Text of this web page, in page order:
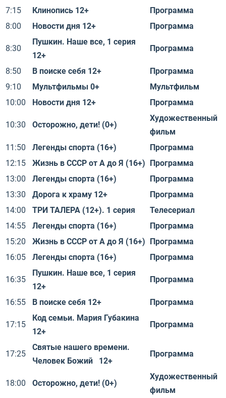
7:15
Клинопись 12+
Программа
8:00
Новости дня 12+ Программа
8:30
Пушкин. Наше все, 1 серия
12+
Программа
8:50 В поиске себя 12+
Программа
9:10
Мультфильмы 0+
Мультфильм
10:00
Новости дня 12+ Программа
10:30 Осторожно, дети! (0+)
Художественный
фильм
11:50
Легенды спорта (16+)
Программа
12:15
Жизнь в СССР от А до Я (16+) Программа
13:00
Легенды спорта (16+)
Программа
13:30
Дорога к храму 12+
Программа
14:00
ТРИ ТАЛЕРА (12+). 1 серия
Телесериал
14:55
Легенды спорта (16+)
Программа
15:20
Жизнь в СССР от А до Я (16+) Программа
16:05
Легенды спорта (16+) Программа
16:35
Пушкин. Наше все, 1 серия
12+
Программа
16:55 В поиске себя 12+ Программа
17:15
Код семьи. Мария Губакина
12+
Программа
17:25
Святые нашего времени.
Человек Божий 12+
Программа
18:00 Осторожно, дети! (0+)
Художественный
фильм